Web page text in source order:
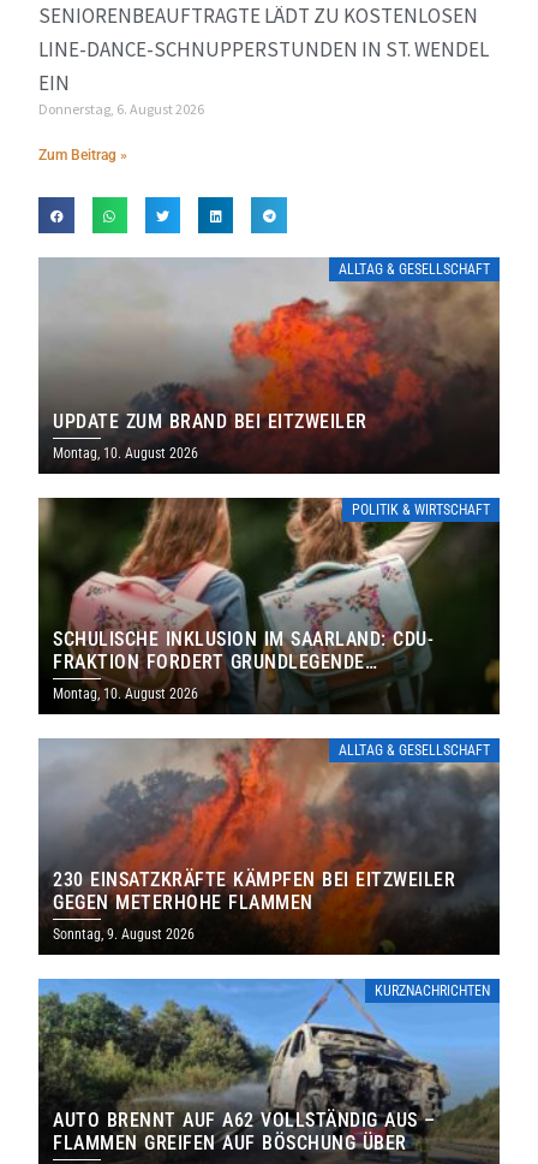
SENIORENBEAUFTRAGTE LÄDT ZU KOSTENLOSEN
LINE-DANCE-SCHNUPPERSTUNDEN IN ST. WENDEL
EIN
Donnerstag, 6. August 2026
Zum Beitrag »
ALLTAG & GESELLSCHAFT
UPDATE ZUM BRAND BEI EITZWEILER
Montag, 10. August 2026
POLITIK & WIRTSCHAFT
SCHULISCHE INKLUSION IM SAARLAND: CDU-
FRAKTION FORDERT GRUNDLEGENDE
NEUAUFSTELLUNG
Montag, 10. August 2026
ALLTAG & GESELLSCHAFT
230 EINSATZKRÄFTE KÄMPFEN BEI EITZWEILER
GEGEN METERHOHE FLAMMEN
Sonntag, 9. August 2026
KURZNACHRICHTEN
AUTO BRENNT AUF A62 VOLLSTÄNDIG AUS –
FLAMMEN GREIFEN AUF BÖSCHUNG ÜBER